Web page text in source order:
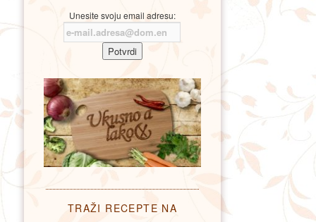
Unesite svoju email adresu:
TRAŽI RECEPTE NA